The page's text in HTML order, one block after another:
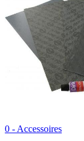
0 - Accessoires